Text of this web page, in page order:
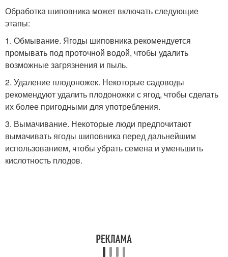
Обработка шиповника может включать следующие
этапы:
1. Обмывание. Ягоды шиповника рекомендуется
промывать под проточной водой, чтобы удалить
возможные загрязнения и пыль.
2. Удаление плодоножек. Некоторые садоводы
рекомендуют удалить плодоножки с ягод, чтобы сделать
их более пригодными для употребления.
3. Вымачивание. Некоторые люди предпочитают
вымачивать ягоды шиповника перед дальнейшим
использованием, чтобы убрать семена и уменьшить
кислотность плодов.